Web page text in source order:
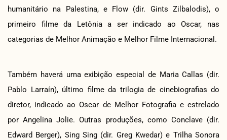
humanitário na Palestina, e Flow (dir. Gints Zilbalodis), o
primeiro filme da Letônia a ser indicado ao Oscar, nas
categorias de Melhor Animação e Melhor Filme Internacional.
Também haverá uma exibição especial de Maria Callas (dir.
Pablo Larraín), último filme da trilogia de cinebiografias do
diretor, indicado ao Oscar de Melhor Fotografia e estrelado
por Angelina Jolie. Outras produções, como Conclave (dir.
Edward Berger), Sing Sing (dir. Greg Kwedar) e Trilha Sonora